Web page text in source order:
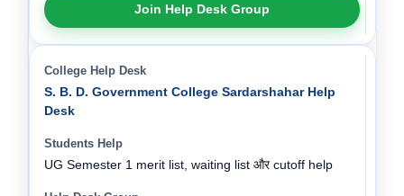
Join Help Desk Group
S. B. D. Government College Sardarshahar Help
Desk
UG Semester 1 merit list, waiting list और cutoff help